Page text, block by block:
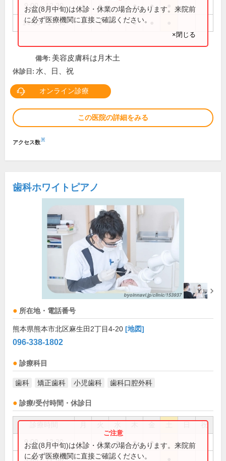
9:00～12:30 ● ● ● ●
14:30～17:30 ● ● ●
お盆(8月中旬)は休診・休業の場合があります。来院前
に必ず医療機関に直接ご確認ください。
×閉じる
備考: 美容皮膚科は月木土
休診日: 水、日、祝
オンライン診療
この医院の詳細をみる
アクセス数※
歯科ホワイトピアノ
所在地・電話番号
熊本県熊本市北区麻生田2丁目4-20 [地図]
096-338-1802
診療科目
歯科 矯正歯科 小児歯科 歯科口腔外科
診療/受付時間・休診日
祝
9:00～12:30 ● ● ● ● ●
9:00～17:00
お盆(8月中旬)は休診・休業の場合があります。来院前
に必ず医療機関に直接ご確認ください。